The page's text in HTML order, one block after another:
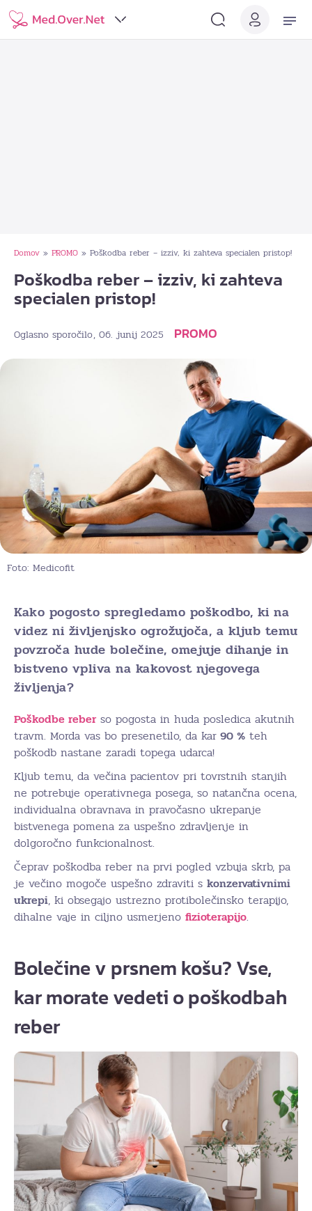
Domov » PROMO » Poškodba reber – izziv, ki zahteva specialen pristop!
Poškodba reber – izziv, ki zahteva
specialen pristop!
Oglasno sporočilo, 06. junij 2025 PROMO
Foto: Medicofit
Kako pogosto spregledamo poškodbo, ki na
videz ni življenjsko ogrožujoča, a kljub temu
povzroča hude bolečine, omejuje dihanje in
bistveno vpliva na kakovost njegovega
življenja?
Poškodbe reberso pogosta in huda posledica akutnih
travm. Morda vas bo presenetilo, da kar 90 % teh
poškodb nastane zaradi topega udarca!
Kljub temu, da večina pacientov pri tovrstnih stanjih
ne potrebuje operativnega posega, so natančna ocena,
individualna obravnava in pravočasno ukrepanje
bistvenega pomena za uspešno zdravljenje in
dolgoročno funkcionalnost.
Čeprav poškodba reber na prvi pogled vzbuja skrb, pa
je večino mogoče uspešno zdraviti s konzervativnimi
ukrepi, ki obsegajo ustrezno protibolečinsko terapijo,
dihalne vaje in ciljno usmerjeno fizioterapijo.
Bolečine v prsnem košu? Vse,
kar morate vedeti o poškodbah
reber